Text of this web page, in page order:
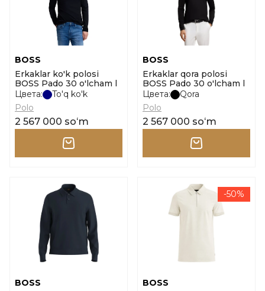
BOSS
Erkaklar ko'k polosi
BOSS Pado 30 o'lcham l
Цвета:
To'q ko'k
Polo
2 567 000 soʻm
BOSS
Erkaklar qora polosi
BOSS Pado 30 o'lcham l
Цвета:
Qora
Polo
2 567 000 soʻm
BOSS
-50%
BOSS